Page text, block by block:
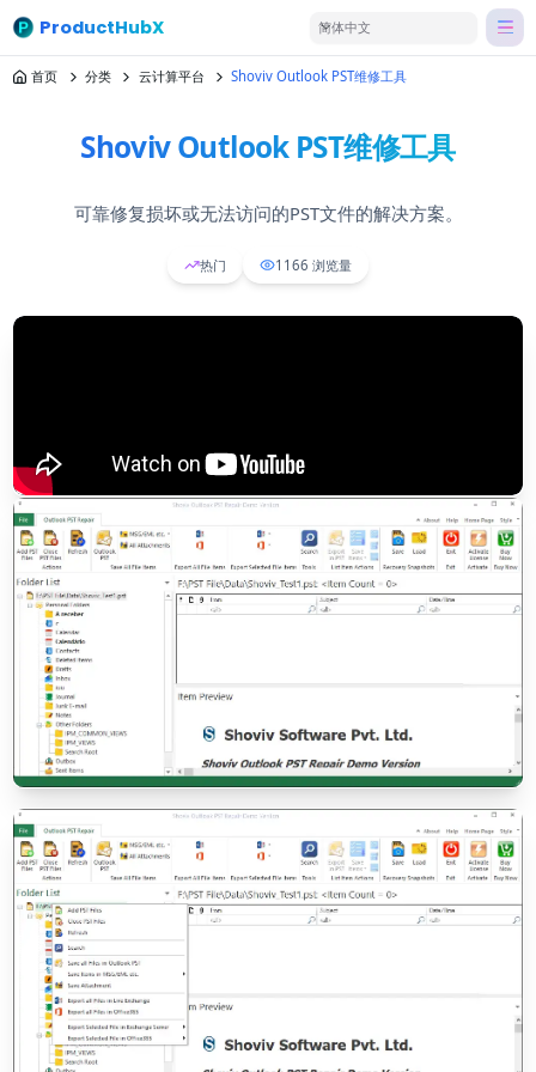
ProductHubX 简体中文
首页 分类 云计算平台 Shoviv Outlook PST维修工具
Shoviv Outlook PST维修工具
可靠修复损坏或无法访问的PST文件的解决方案。
热门 1166 浏览量